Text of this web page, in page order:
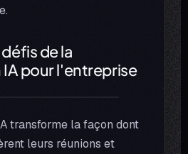
de la
pour l'entreprise
transforme la façon dont
leurs réunions et